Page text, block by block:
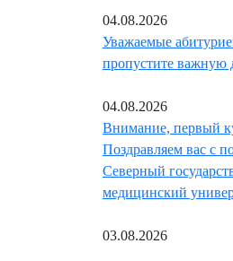
04.08.2026
Уважаемые
пропустите важную
04.08.2026
Внимание, первый
Поздравляем вас с
Северный
медицинский
03.08.2026